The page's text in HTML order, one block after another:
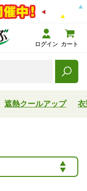
ログイン カート
遮熱クールアップ 衣